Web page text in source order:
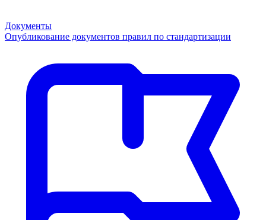
Документы
Опубликование документов правил по стандартизации